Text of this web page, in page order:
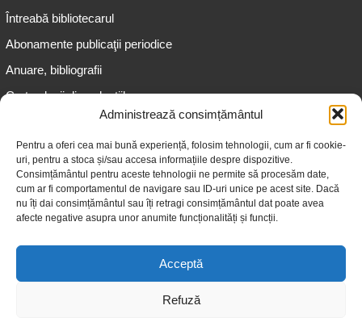
Administrează consimțământul
Pentru a oferi cea mai bună experiență, folosim tehnologii, cum ar fi cookie-
uri, pentru a stoca și/sau accesa informațiile despre dispozitive.
Consimțământul pentru aceste tehnologii ne permite să procesăm date,
cum ar fi comportamentul de navigare sau ID-uri unice pe acest site. Dacă
nu îți dai consimțământul sau îți retragi consimțământul dat poate avea
afecte negative asupra unor anumite funcționalități și funcții.
Acceptă
Refuză
Întreabă bibliotecarul
Abonamente publicaţii periodice
Anuare, bibliografii
Cartea lunii din colecțiile
Informații pentru adolescenți
Informații pentru adulți
Informații pentru seniori